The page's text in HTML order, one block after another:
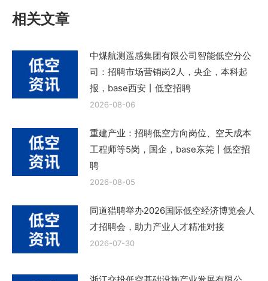
相关文章
中煤航测遥感集团有限公司智能低空分公
司：招聘市场营销岗2人，央企，本科起
报，base西安丨低空招聘
2026-08-06
重建产业：招聘低空方向岗位、空天成本
工程师等5岗，国企，base东莞丨低空招
聘
2026-08-05
同道猎聘举办2026国际低空经济博览会人
才招聘会，助力产业人才精准对接
2026-07-30